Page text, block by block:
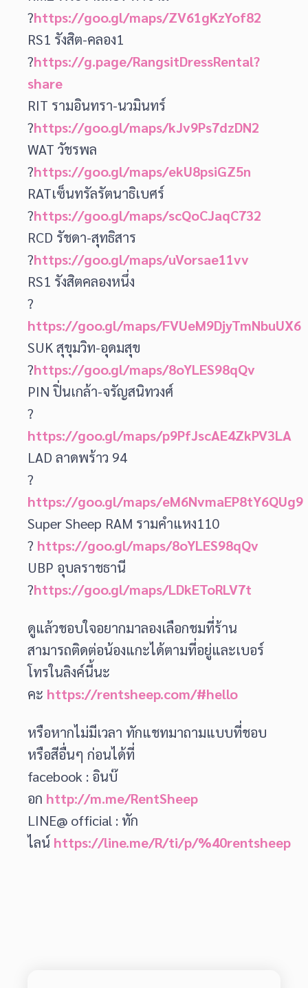
?https://goo.gl/maps/ZV61gKzYof82
RS1 รังสิต-คลอง1
?https://g.page/RangsitDressRental?
share
RIT รามอินทรา-นวมินทร์
?https://goo.gl/maps/kJv9Ps7dzDN2
WAT วัชรพล
?https://goo.gl/maps/ekU8psiGZ5n
RATเซ็นทรัลรัตนาธิเบศร์
?https://goo.gl/maps/scQoCJaqC732
RCD รัชดา-สุทธิสาร
?https://goo.gl/maps/uVorsae11vv
RS1 รังสิตคลองหนึ่ง
?
https://goo.gl/maps/FVUeM9DjyTmNbuUX6
SUK สุขุมวิท-อุดมสุข
?https://goo.gl/maps/8oYLES98qQv
PIN ปิ่นเกล้า-จรัญสนิทวงศ์
?
https://goo.gl/maps/p9PfJscAE4ZkPV3LA
LAD ลาดพร้าว 94
?
https://goo.gl/maps/eM6NvmaEP8tY6QUg9
Super Sheep RAM รามคำแหง110
? https://goo.gl/maps/8oYLES98qQv
UBP อุบลราชธานี
?https://goo.gl/maps/LDkEToRLV7t
ดูแล้วชอบใจอยากมาลองเลือกชมที่ร้าน
สามารถติดต่อน้องแกะได้ตามที่อยู่และเบอร์
โทรในลิงค์นี้นะ
คะ https://rentsheep.com/#hello
หรือหากไม่มีเวลา ทักแชทมาถามแบบที่ชอบ
หรือสีอื่นๆ ก่อนได้ที่
facebook : อินบ๊
อก http://m.me/RentSheep
LINE@ official : ทัก
ไลน์ https://line.me/R/ti/p/%40rentsheep